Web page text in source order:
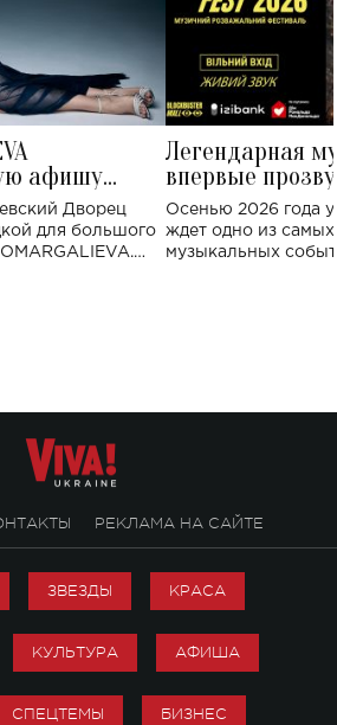
афишу
во Дворце
Дворец
для большого
Легендарная
впервые
Украине: где
Осенью 2026 года
ждет одно из
музыкальных
РЕКЛАМА НА САЙТЕ
ЗВЕЗДЫ КРАСА
КУЛЬТУРА АФИША
СПЕЦТЕМЫ БИЗНЕС